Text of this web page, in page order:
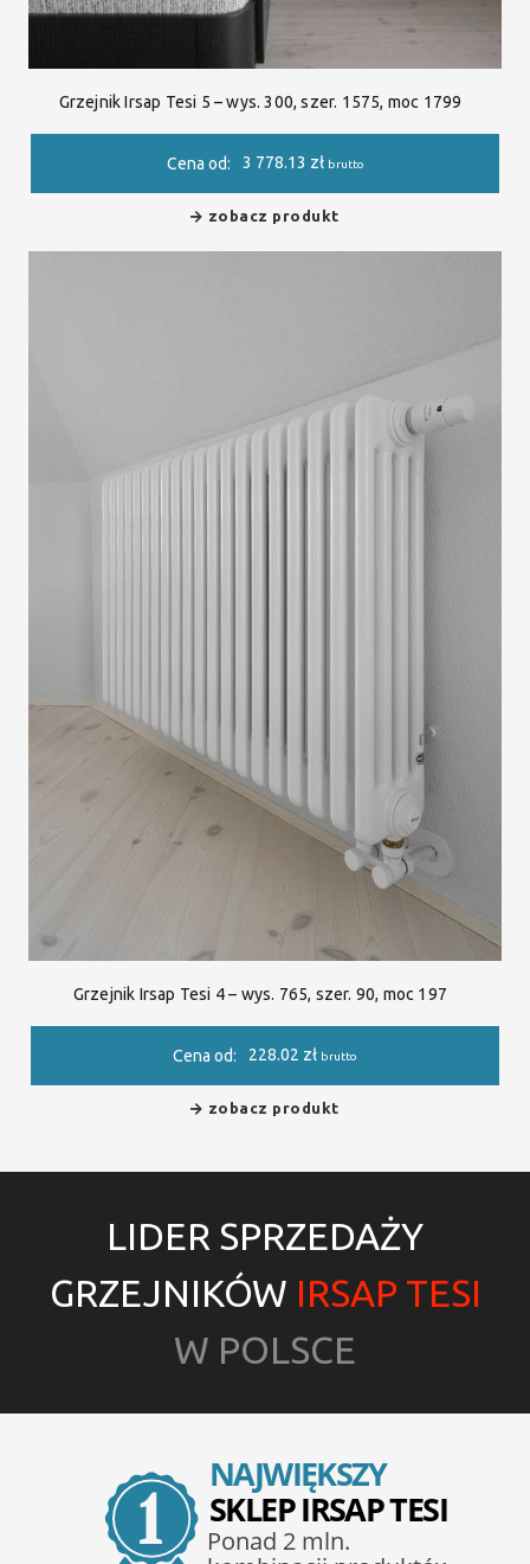
Grzejnik Irsap Tesi 5 – wys. 300, szer. 1575, moc 1799
Cena od: 3 778.13 zł brutto
zobacz produkt
Grzejnik Irsap Tesi 4 – wys. 765, szer. 90, moc 197
Cena od: 228.02 zł brutto
zobacz produkt
LIDER SPRZEDAŻY
GRZEJNIKÓW IRSAP TESI
W POLSCE